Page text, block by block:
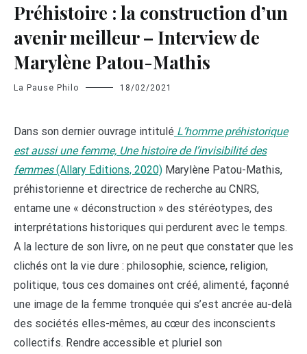
Préhistoire : la construction d’un
avenir meilleur – Interview de
Marylène Patou-Mathis
La Pause Philo 18/02/2021
Dans son dernier ouvrage intitulé L’homme préhistorique
est aussi une femme, Une histoire de l’invisibilité des
femmes(Allary Editions, 2020) Marylène Patou-Mathis,
préhistorienne et directrice de recherche au CNRS,
entame une « déconstruction » des stéréotypes, des
interprétations historiques qui perdurent avec le temps.
A la lecture de son livre, on ne peut que constater que les
clichés ont la vie dure : philosophie, science, religion,
politique, tous ces domaines ont créé, alimenté, façonné
une image de la femme tronquée qui s’est ancrée au-delà
des sociétés elles-mêmes, au cœur des inconscients
collectifs. Rendre accessible et pluriel son